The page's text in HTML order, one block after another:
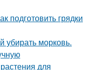
подготовить грядки
убирать морковь.
для